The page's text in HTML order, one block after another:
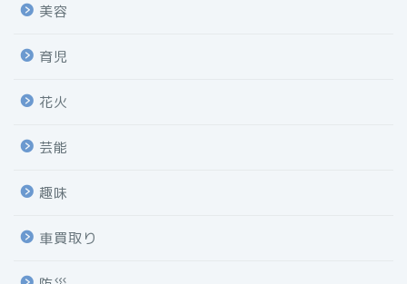
美容
育児
花火
芸能
趣味
車買取り